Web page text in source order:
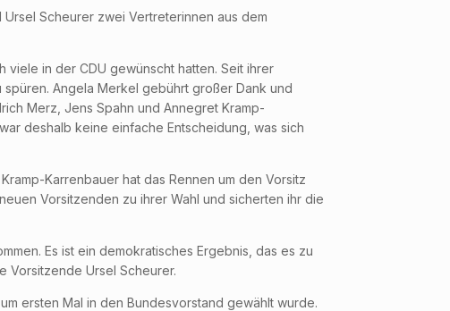
Scheurer zwei Vertreterinnen aus dem
in der CDU gewünscht hatten. Seit ihrer
Angela Merkel gebührt großer Dank und
Merz, Jens Spahn und Annegret Kramp-
deshalb keine einfache Entscheidung, was sich
Karrenbauer hat das Rennen um den Vorsitz
Vorsitzenden zu ihrer Wahl und sicherten ihr die
Es ist ein demokratisches Ergebnis, das es zu
Vorsitzende Ursel Scheurer.
ersten Mal in den Bundesvorstand gewählt wurde.